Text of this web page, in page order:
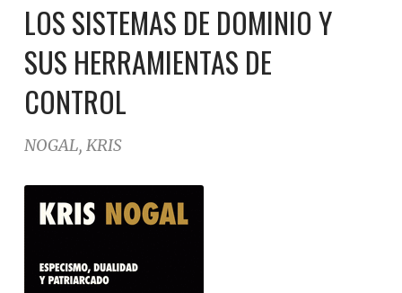
LOS SISTEMAS DE DOMINIO Y
SUS HERRAMIENTAS DE
CONTROL
NOGAL, KRIS